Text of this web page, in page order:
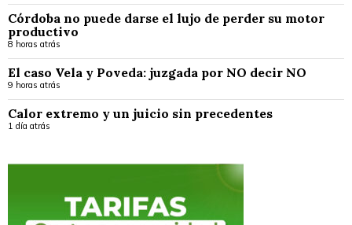
Córdoba no puede darse el lujo de perder su motor
productivo
8 horas atrás
El caso Vela y Poveda: juzgada por NO decir NO
9 horas atrás
Calor extremo y un juicio sin precedentes
1 día atrás